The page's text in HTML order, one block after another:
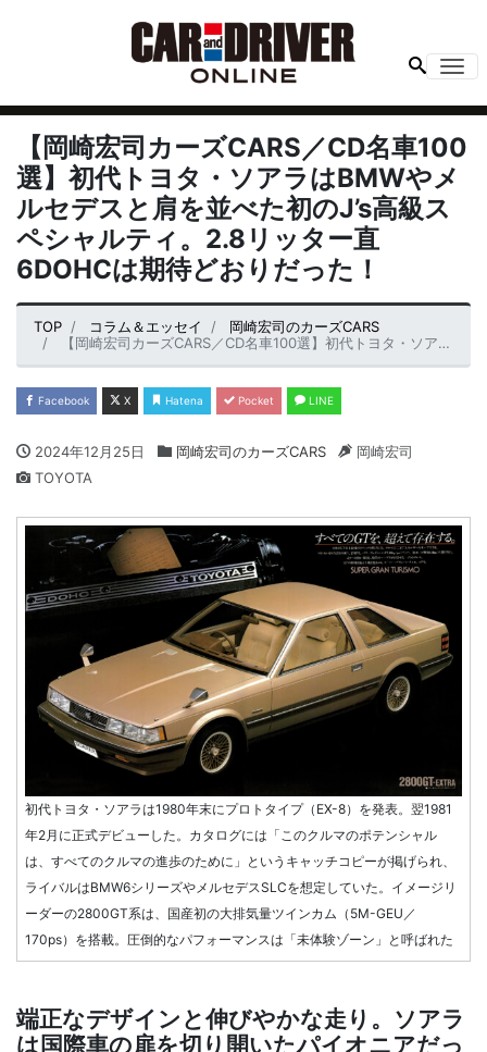
【岡崎宏司カーズCARS／CD名車100
選】初代トヨタ・ソアラはBMWやメ
ルセデスと肩を並べた初のJ’s高級ス
ペシャルティ。2.8リッター直
6DOHCは期待どおりだった！
TOP コラム＆エッセイ
岡崎宏司のカーズCARS
【岡崎宏司カーズCARS／CD名車100選】初代トヨタ・ソアラはBMWやメルセデスと肩を並べた初のJ’s高級スペシャルティ。2.8リッター直6DOHCは期待どおりだった！
Facebook X Hatena Pocket LINE
2024年12月25日 岡崎宏司のカーズCARS
岡崎宏司
TOYOTA
初代トヨタ・ソアラは1980年末にプロトタイプ（EX-8）を発表。翌1981
年2月に正式デビューした。カタログには「このクルマのポテンシャル
は、すべてのクルマの進歩のために」というキャッチコピーが掲げられ、
ライバルはBMW6シリーズやメルセデスSLCを想定していた。イメージリ
ーダーの2800GT系は、国産初の大排気量ツインカム（5M-GEU／
170ps）を搭載。圧倒的なパフォーマンスは「未体験ゾーン」と呼ばれた
端正なデザインと伸びやかな走り。ソアラ
は国際車の扉を切り開いたパイオニアだっ